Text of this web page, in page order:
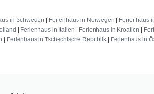
in Schweden Ferienhaus in Norwegen Ferienhaus
Ferienhaus in Italien Ferienhaus in Kroatien
Ferienhaus in Tschechische Republik Ferienhaus in